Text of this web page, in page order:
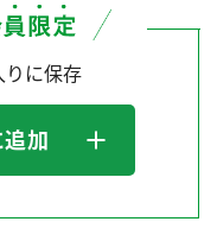
りに保存
加